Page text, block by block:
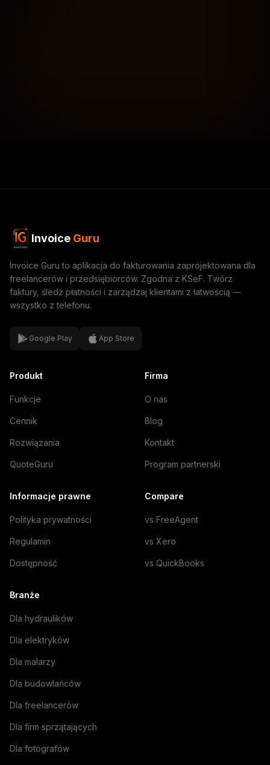
Invoice Guru
Invoice Guru to aplikacja do fakturowania zaprojektowana dla
freelancerów i przedsiębiorców. Zgodna z KSeF. Twórz
faktury, śledź płatności i zarządzaj klientami z łatwością —
wszystko z telefonu.
Google Play App Store
Produkt
Funkcje
Cennik
Rozwiązania
QuoteGuru
Firma
O nas
Blog
Kontakt
Program partnerski
Informacje prawne
Polityka prywatności
Regulamin
Dostępność
Compare
vs FreeAgent
vs Xero
vs QuickBooks
Branże
Dla hydraulików
Dla elektryków
Dla malarzy
Dla budowlańców
Dla freelancerów
Dla firm sprzątających
Dla fotografów